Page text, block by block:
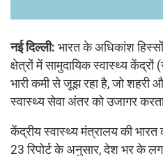
नई दिल्ली: भारत के अधिकांश
क्षेत्रों में सामुदायिक स्वास्थ्य केंद्रों
भारी कमी से जूझ रहा है, जो शहरी
स्वास्थ्य सेवा अंतर को उजागर
केंद्रीय स्वास्थ्य मंत्रालय की
23 रिपोर्ट के अनुसार, देश भर के